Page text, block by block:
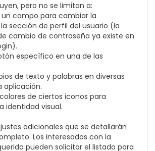
pero no se limitan a:
campo para cambiar la
sección de perfil del usuario (la
cambio de contraseña ya existe en
específico en una de las
de texto y palabras en diversas
aplicación.
de ciertos iconos para
identidad visual.
adicionales que se detallarán
Los interesados con la
pueden solicitar el listado para